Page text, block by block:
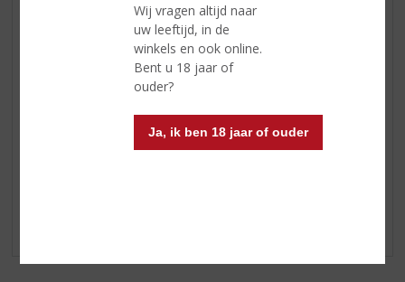
Wij vragen altijd naar
uw leeftijd, in de
winkels en ook online.
Bent u 18 jaar of
ouder?
Ja, ik ben 18 jaar of ouder
Charcuterie plankje, gebraden
gevogelte, vis, lichte pasta's op
basis van tomatensaus.
13 - 15 °C
Reviews